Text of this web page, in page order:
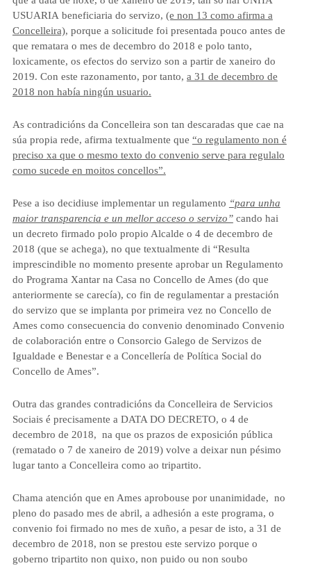
USUARIA beneficiaria do servizo, (e non 13 como afirma a
Concelleira), porque a solicitude foi presentada pouco antes de
que rematara o mes de decembro do 2018 e polo tanto,
loxicamente, os efectos do servizo son a partir de xaneiro do
2019. Con este razonamento, por tanto, a 31 de decembro de
2018 non había ningún usuario.
As contradicións da Concelleira son tan descaradas que cae na
súa propia rede, afirma textualmente que “o regulamento non é
preciso xa que o mesmo texto do convenio serve para regulalo
como sucede en moitos concellos”.
Pese a iso decidiuse implementar un regulamento “para unha
maior transparencia e un mellor acceso o servizo”cando hai
un decreto firmado polo propio Alcalde o 4 de decembro de
2018 (que se achega), no que textualmente di “Resulta
imprescindible no momento presente aprobar un Regulamento
do Programa Xantar na Casa no Concello de Ames (do que
anteriormente se carecía), co fin de regulamentar a prestación
do servizo que se implanta por primeira vez no Concello de
Ames como consecuencia do convenio denominado Convenio
de colaboración entre o Consorcio Galego de Servizos de
Igualdade e Benestar e a Concellería de Política Social do
Concello de Ames”.
Outra das grandes contradicións da Concelleira de Servicios
Sociais é precisamente a DATA DO DECRETO, o 4 de
decembro de 2018, na que os prazos de exposición pública
(rematado o 7 de xaneiro de 2019) volve a deixar nun pésimo
lugar tanto a Concelleira como ao tripartito.
Chama atención que en Ames aprobouse por unanimidade, no
pleno do pasado mes de abril, a adhesión a este programa, o
convenio foi firmado no mes de xuño, a pesar de isto, a 31 de
decembro de 2018, non se prestou este servizo porque o
goberno tripartito non quixo, non puido ou non soubo